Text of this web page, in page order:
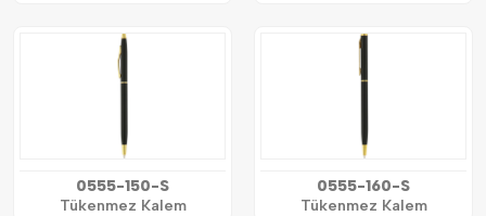
0555-150-S
Tükenmez Kalem
0555-160-S
Tükenmez Kalem